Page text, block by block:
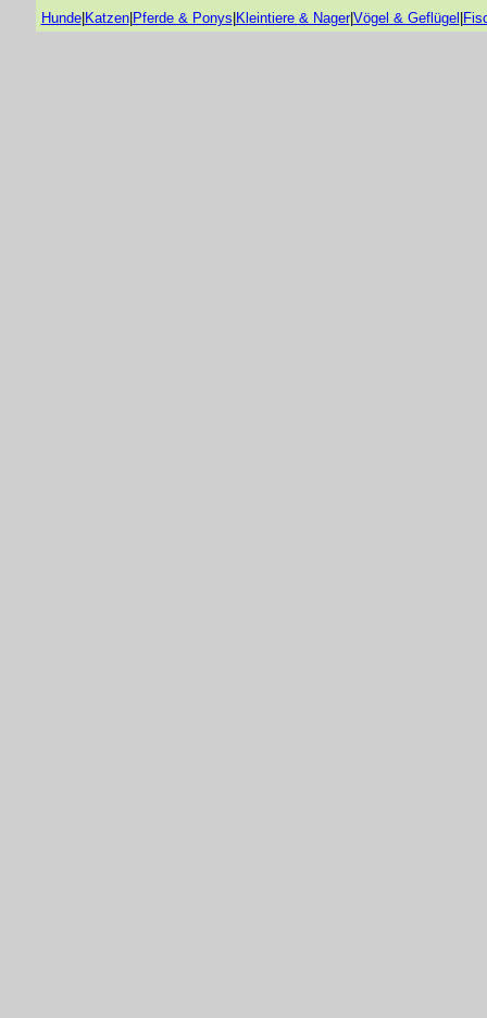
Hunde| Katzen| Pferde & Ponys Kleintiere & Nager|Vögel & Geflügel